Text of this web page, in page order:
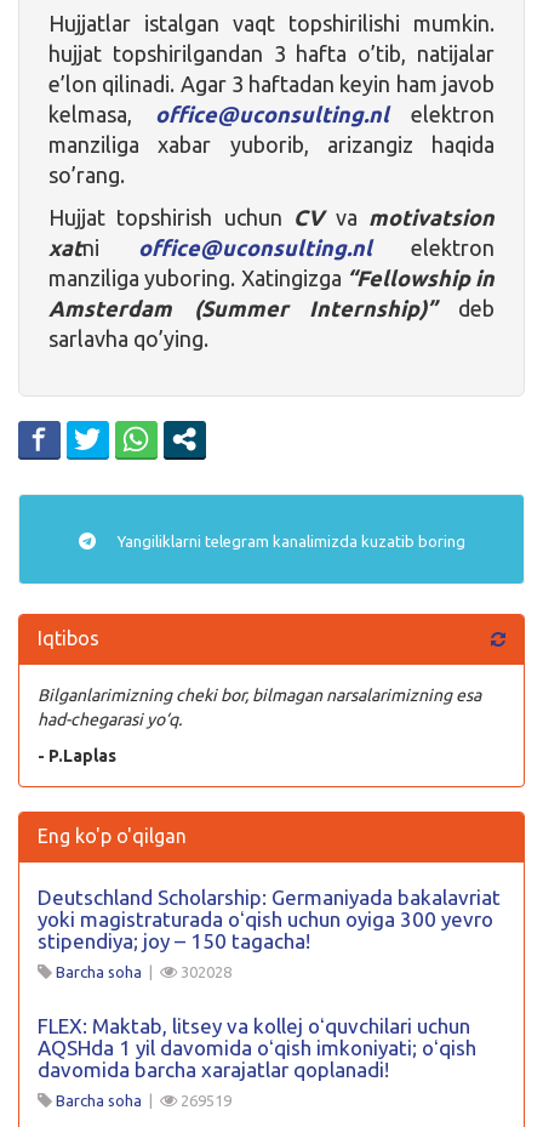
Hujjatlar istalgan vaqt topshirilishi mumkin.
hujjat topshirilgandan 3 hafta o’tib, natijalar
e’lon qilinadi. Agar 3 haftadan keyin ham javob
kelmasa, office@uconsulting.nlelektron
manziliga xabar yuborib, arizangiz haqida
so’rang.
Hujjat topshirish uchun CVva motivatsion
xatni office@uconsulting.nlelektron
manziliga yuboring. Xatingizga “Fellowship in
Amsterdam (Summer Internship)”deb
sarlavha qo’ying.
Yangiliklarni telegram kanalimizda kuzatib boring
Iqtibos
Bilganlarimizning cheki bor, bilmagan narsalarimizning esa
had-chegarasi yo‘q.
- P.Laplas
Eng ko'p o'qilgan
Deutschland Scholarship: Germaniyada bakalavriat
yoki magistraturada oʻqish uchun oyiga 300 yevro
stipendiya; joy – 150 tagacha!
Barcha soha | 302028
FLEX: Maktab, litsey va kollej oʻquvchilari uchun
AQSHda 1 yil davomida oʻqish imkoniyati; oʻqish
davomida barcha xarajatlar qoplanadi!
Barcha soha | 269519